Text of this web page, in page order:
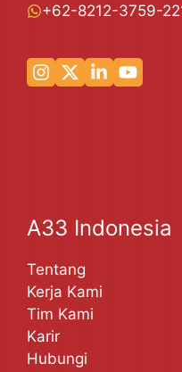
+62-8212-3759-
A33 Indonesia
Tentang
Kerja Kami
Tim Kami
Karir
Hubungi